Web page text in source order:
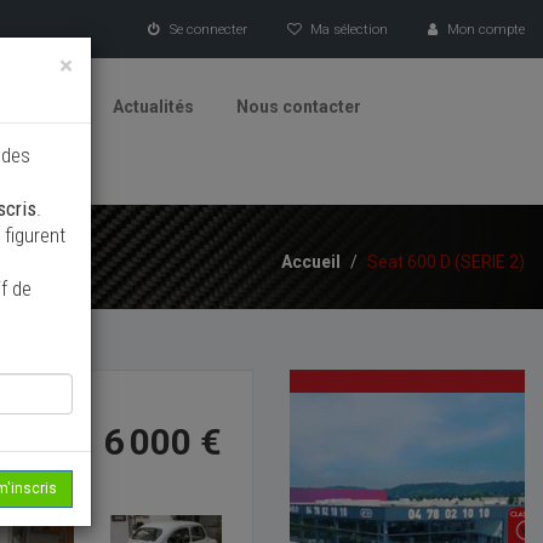
Se connecter Ma sélection Mon compte
Actualités Nous contacter
Accueil / Seat 600 D (SERIE 2)
6 000 €
×
.
de